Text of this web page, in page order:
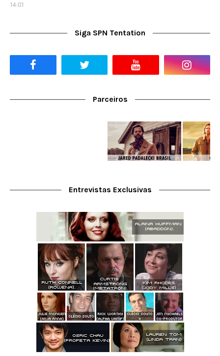
14:01
Siga SPN Tentation
Parceiros
Entrevistas Exclusivas